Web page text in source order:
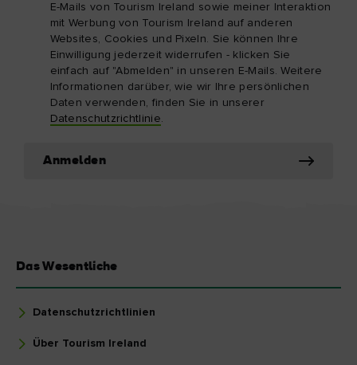
E-Mails von Tourism Ireland sowie meiner Interaktion
mit Werbung von Tourism Ireland auf anderen
Websites, Cookies und Pixeln. Sie können Ihre
Einwilligung jederzeit widerrufen - klicken Sie
einfach auf "Abmelden" in unseren E-Mails. Weitere
Informationen darüber, wie wir Ihre persönlichen
Daten verwenden, finden Sie in unserer
Datenschutzrichtlinie.
Anmelden
Das Wesentliche
Datenschutzrichtlinien
Über Tourism Ireland